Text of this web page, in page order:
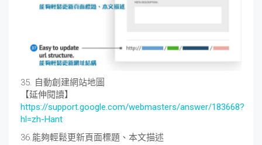
35. 自動創建網站地圖
【延伸閱讀】
https://support.google.com/webmasters/answer/183668?
hl=zh-Hant
36.能夠輕鬆更新頁面標題、本文描述